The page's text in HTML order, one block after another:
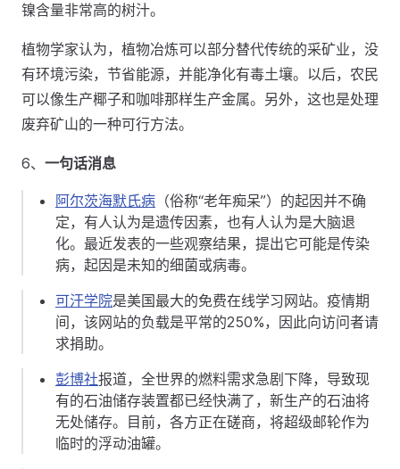
镍含量非常高的树汁。
植物学家认为，植物冶炼可以部分替代传统的采矿业，没
有环境污染，节省能源，并能净化有毒土壤。以后，农民
可以像生产椰子和咖啡那样生产金属。另外，这也是处理
废弃矿山的一种可行方法。
6、 一句话消息
阿尔茨海默氏病 （俗称“老年痴呆”）的起因并不确
定，有人认为是遗传因素，也有人认为是大脑退
化。最近发表的一些观察结果，提出它可能是传染
病，起因是未知的细菌或病毒。
可汗学院是美国最大的免费在线学习网站。疫情期
间，该网站的负载是平常的250%，因此向访问者请
求捐助。
彭博社报道，全世界的燃料需求急剧下降，导致现
有的石油储存装置都已经快满了，新生产的石油将
无处储存。目前，各方正在磋商，将超级邮轮作为
临时的浮动油罐。